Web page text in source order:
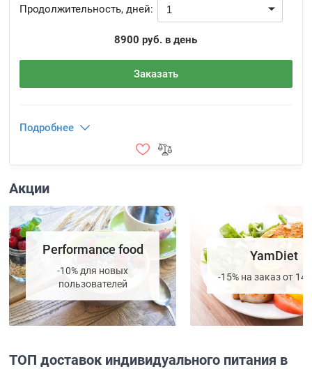
Продолжительность, дней:
8900 руб. в день
Заказать
Подробнее
Акции
Performance food
-10% для новых
пользователей
YamDiet
-15% на заказ от 14
ТОП доставок индивидуального питания в